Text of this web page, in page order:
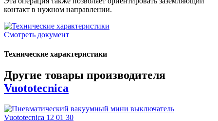
контакт в нужном направлении.
Смотреть документ
Технические характеристики
Другие товары производителя
Vuototecnica